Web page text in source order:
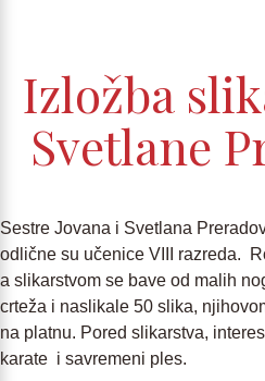
Izložba
Svetlane
Sestre Jovana i Svetlana
odlične su učenice VIII razreda.
a slikarstvom se bave od malih
crteža i naslikale 50 slika,
na platnu. Pored slikarstva,
karate i savremeni ples.